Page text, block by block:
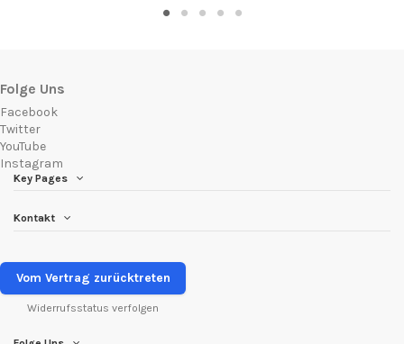
Folge Uns
Facebook
Twitter
YouTube
Instagram
Key Pages
Kontakt
Vom Vertrag zurücktreten
Widerrufsstatus verfolgen